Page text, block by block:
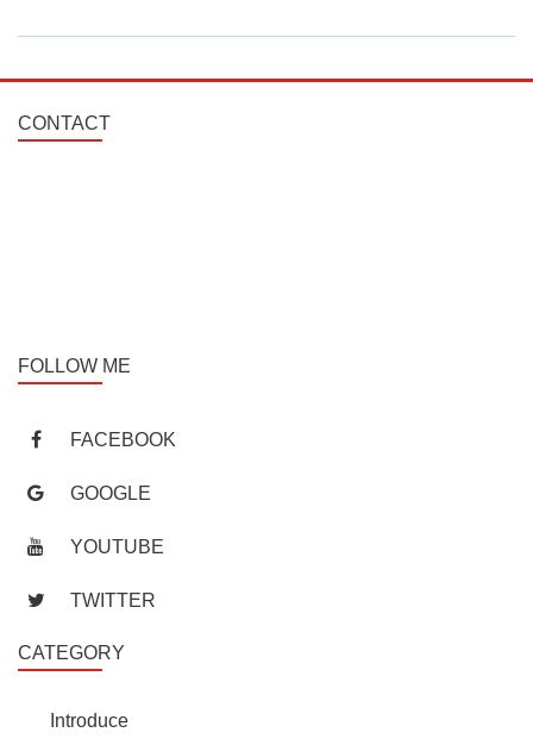
CONTACT
FOLLOW ME
FACEBOOK
GOOGLE
YOUTUBE
TWITTER
CATEGORY
Introduce